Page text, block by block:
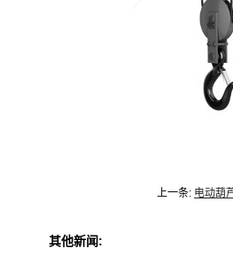
上一条: 电动葫
其他新闻: